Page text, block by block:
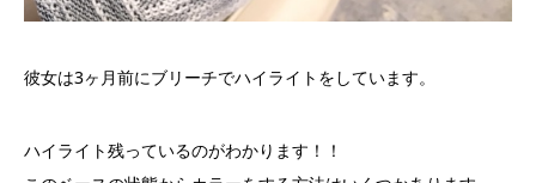
彼女は3ヶ月前にブリーチでハイライトをしています。
ハイライト残っているのがわかります！！